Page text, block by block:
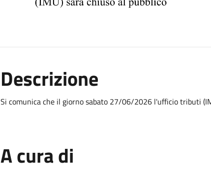
Descrizione
Si comunica che il giorno sabato 27/06/2026 l'ufficio tributi
A cura di